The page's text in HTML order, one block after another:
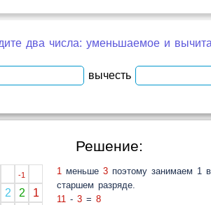
два числа: уменьшаемое и
вычесть
Решение:
-1
2 2
1
1 меньше 3 поэтому занимаем 1 в
старшем разряде.
11 - 3 = 8